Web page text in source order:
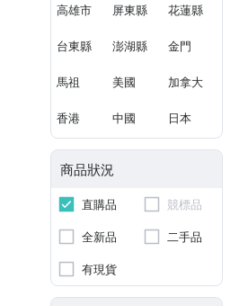
高雄市 屏東縣 花蓮縣
台東縣 澎湖縣 金門
馬祖 美國 加拿大
香港 中國 日本
商品狀況
直購品
競標品
全新品
二手品
有現貨